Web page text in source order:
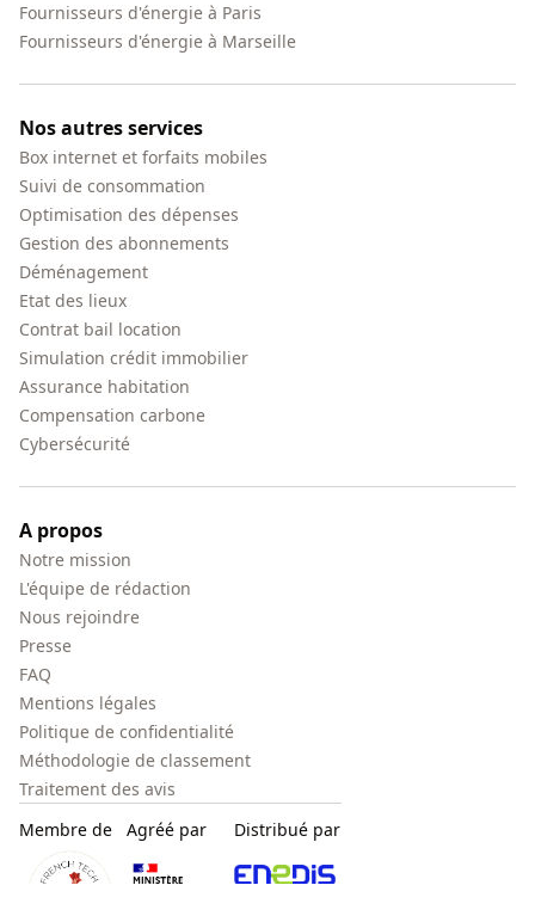
Fournisseurs d'énergie à Paris
Fournisseurs d'énergie à Marseille
Nos autres services
Box internet et forfaits mobiles
Suivi de consommation
Optimisation des dépenses
Gestion des abonnements
Déménagement
Etat des lieux
Contrat bail location
Simulation crédit immobilier
Assurance habitation
Compensation carbone
Cybersécurité
A propos
Notre mission
L'équipe de rédaction
Nous rejoindre
Presse
FAQ
Mentions légales
Politique de confidentialité
Méthodologie de classement
Traitement des avis
Membre de
Agréé par Distribué par